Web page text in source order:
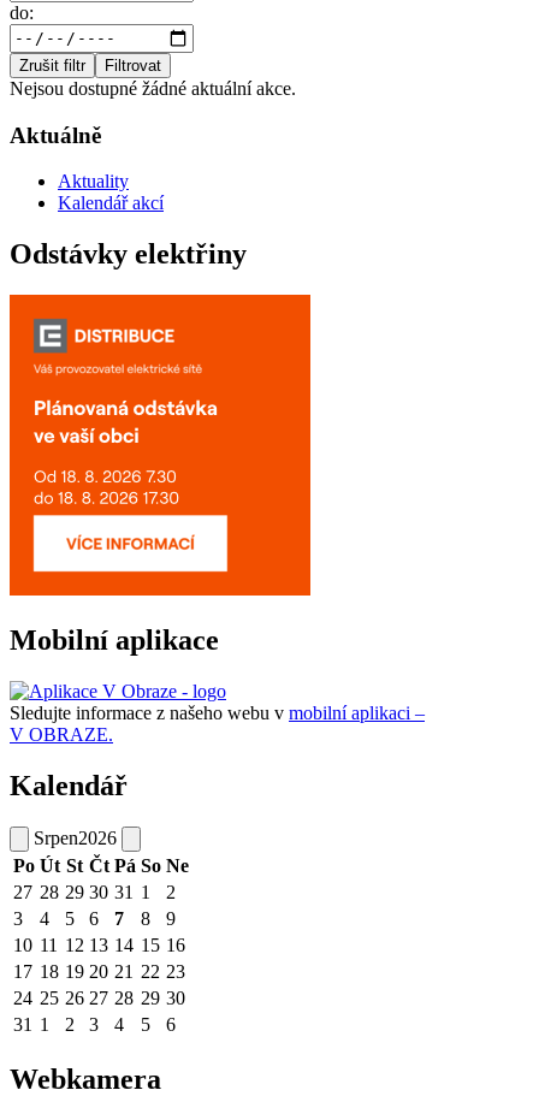
do:
Zrušit filtr Filtrovat
Nejsou dostupné žádné aktuální akce.
Aktuálně
Aktuality
Kalendář akcí
Odstávky elektřiny
Mobilní aplikace
Sledujte informace z našeho webu v mobilní aplikaci –
V OBRAZE.
Kalendář
Srpen2026
Po Út St Čt Pá So Ne
27 28 29 30 31 1
2
3
4 5 6 7 8
9
10 11 12 13 14 15 16
17 18 19 20 21 22 23
24 25 26 27 28 29 30
31 1 2 3 4 5 6
Webkamera